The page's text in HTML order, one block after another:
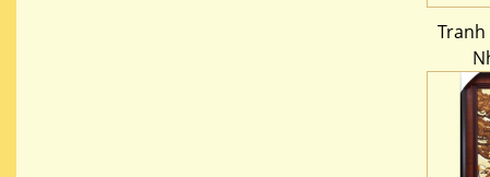
Tranh